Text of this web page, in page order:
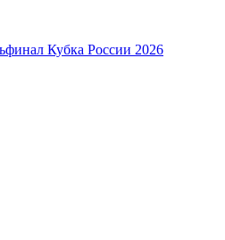
Кубка России 2026